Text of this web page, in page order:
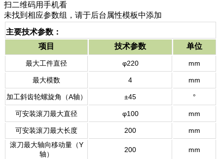
扫二维码用手机看
未找到相应参数组，请于后台属性模板中添加
主要技术参数：
项目
技术参数 单位
最大工件直径 φ220 mm
最大模数 4 mm
加工斜齿轮螺旋角（A轴） ±45 °
可安装滚刀最大直径 φ100 mm
可安装滚刀最大长度 200
mm
滚刀最大轴向移动量（Y
轴）
200 mm